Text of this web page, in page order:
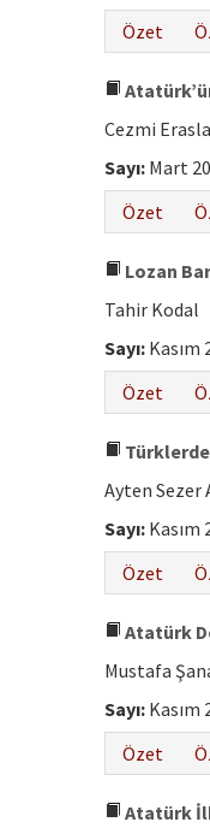
Özet
Cezmi
Sayı: Mart
Özet
Lozan
Tahir Kodal
Sayı: Kasım
Özet
Ayten Sezer
Sayı: Kasım
Özet
Atatürk
Mustafa
Sayı: Kasım
Özet
Atatürk